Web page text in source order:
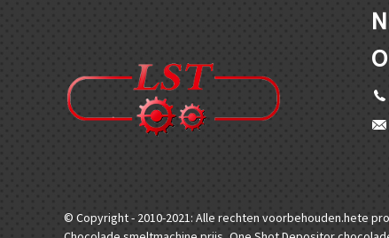
© Copyright - 2010-2021: Alle rechten voorbehouden.hete